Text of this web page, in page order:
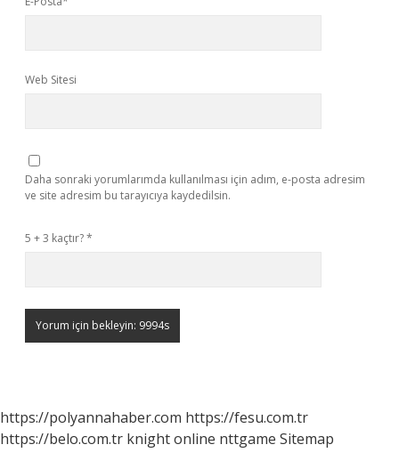
Web Sitesi
Daha sonraki yorumlarımda kullanılması için adım, e-posta adresim
ve site adresim bu tarayıcıya kaydedilsin.
5 + 3 kaçtır?*
https://polyannahaber.com https://fesu.com.tr
https://belo.com.tr knight online nttgame Sitemap